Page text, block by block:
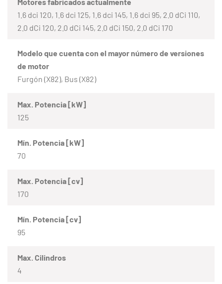
1.6 dci 120, 1.6 dci 125, 1.6 dci 145, 1.6 dci 95, 2.0 dCi 110,
2.0 dCi 120, 2.0 dCi 145, 2.0 dCi 150, 2.0 dCi 170
Modelo que cuenta con el mayor número de versiones
de motor
Furgón (X82), Bus (X82)
Max. Potencia [kW]
125
Mín. Potencia [kW]
70
Max. Potencia [cv]
170
Mín. Potencia [cv]
95
Max. Cilindros
4